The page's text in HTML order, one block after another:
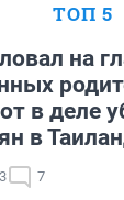
ТОП 5
на
в деле
в
7